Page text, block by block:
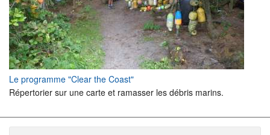
Le programme "Clear the Coast"
Répertorier sur une carte et ramasser les débris marins.